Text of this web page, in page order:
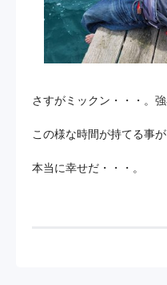
さすがミックン・・・。
この様な時間が持てる事が
本当に幸せだ・・・。